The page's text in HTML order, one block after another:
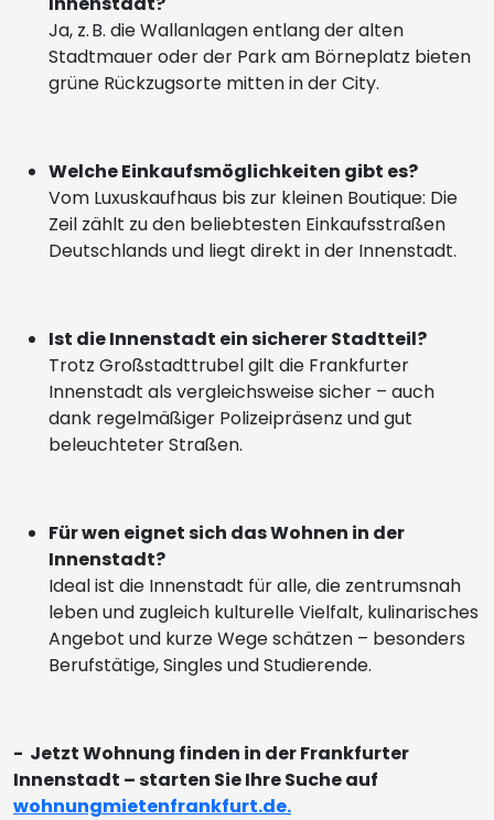
Ja, z. B. die Wallanlagen entlang der alten
Stadtmauer oder der Park am Börneplatz bieten
grüne Rückzugsorte mitten in der City.
Welche Einkaufsmöglichkeiten gibt es?
Vom Luxuskaufhaus bis zur kleinen Boutique: Die
Zeil zählt zu den beliebtesten Einkaufsstraßen
Deutschlands und liegt direkt in der Innenstadt.
Ist die Innenstadt ein sicherer Stadtteil?
Trotz Großstadttrubel gilt die Frankfurter
Innenstadt als vergleichsweise sicher – auch
dank regelmäßiger Polizeipräsenz und gut
beleuchteter Straßen.
Für wen eignet sich das Wohnen in der
Innenstadt?
Ideal ist die Innenstadt für alle, die zentrumsnah
leben und zugleich kulturelle Vielfalt, kulinarisches
Angebot und kurze Wege schätzen – besonders
Berufstätige, Singles und Studierende.
- Jetzt Wohnung finden in der Frankfurter
Innenstadt – starten Sie Ihre Suche auf
wohnungmietenfrankfurt.de.